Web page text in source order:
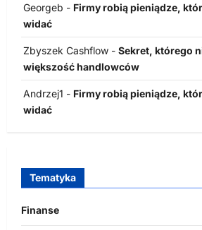
Georgeb - Firmy robią pieniądze,
widać
Zbyszek Cashflow - Sekret, którego
większość handlowców
Andrzej1 - Firmy robią pieniądze,
widać
Tematyka
Finanse